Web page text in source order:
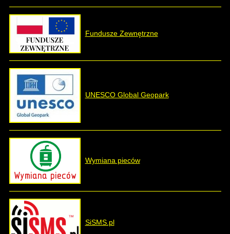
Fundusze Zewnętrzne
UNESCO Global Geopark
Wymiana pieców
SiSMS.pl